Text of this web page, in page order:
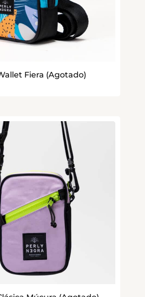
Fiera (Agotado)